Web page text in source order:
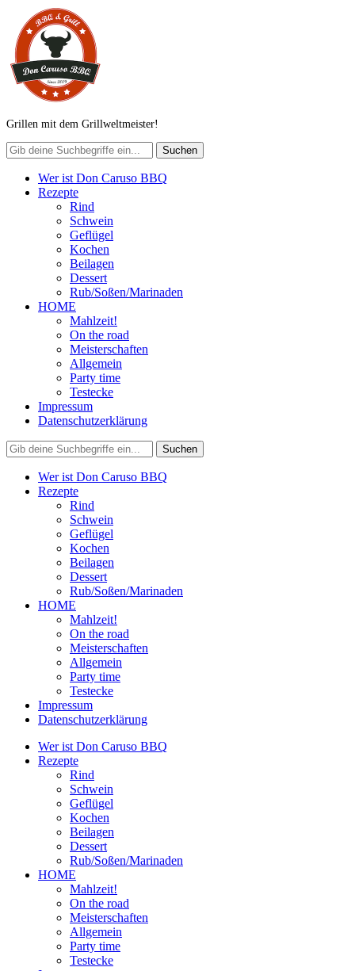
Grillen mit dem Grillweltmeister!
Wer ist Don Caruso BBQ
Rezepte
Rind
Schwein
Geflügel
Kochen
Beilagen
Dessert
Rub/Soßen/Marinaden
HOME
Mahlzeit!
On the road
Meisterschaften
Allgemein
Party time
Testecke
Impressum
Datenschutzerklärung
Wer ist Don Caruso BBQ
Rezepte
Rind
Schwein
Geflügel
Kochen
Beilagen
Dessert
Rub/Soßen/Marinaden
HOME
Mahlzeit!
On the road
Meisterschaften
Allgemein
Party time
Testecke
Impressum
Datenschutzerklärung
Wer ist Don Caruso BBQ
Rezepte
Rind
Schwein
Geflügel
Kochen
Beilagen
Dessert
Rub/Soßen/Marinaden
HOME
Mahlzeit!
On the road
Meisterschaften
Allgemein
Party time
Testecke